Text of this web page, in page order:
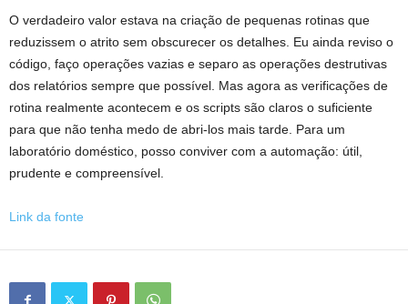
O verdadeiro valor estava na criação de pequenas rotinas que
reduzissem o atrito sem obscurecer os detalhes. Eu ainda reviso o
código, faço operações vazias e separo as operações destrutivas
dos relatórios sempre que possível. Mas agora as verificações de
rotina realmente acontecem e os scripts são claros o suficiente
para que não tenha medo de abri-los mais tarde. Para um
laboratório doméstico, posso conviver com a automação: útil,
prudente e compreensível.
Link da fonte